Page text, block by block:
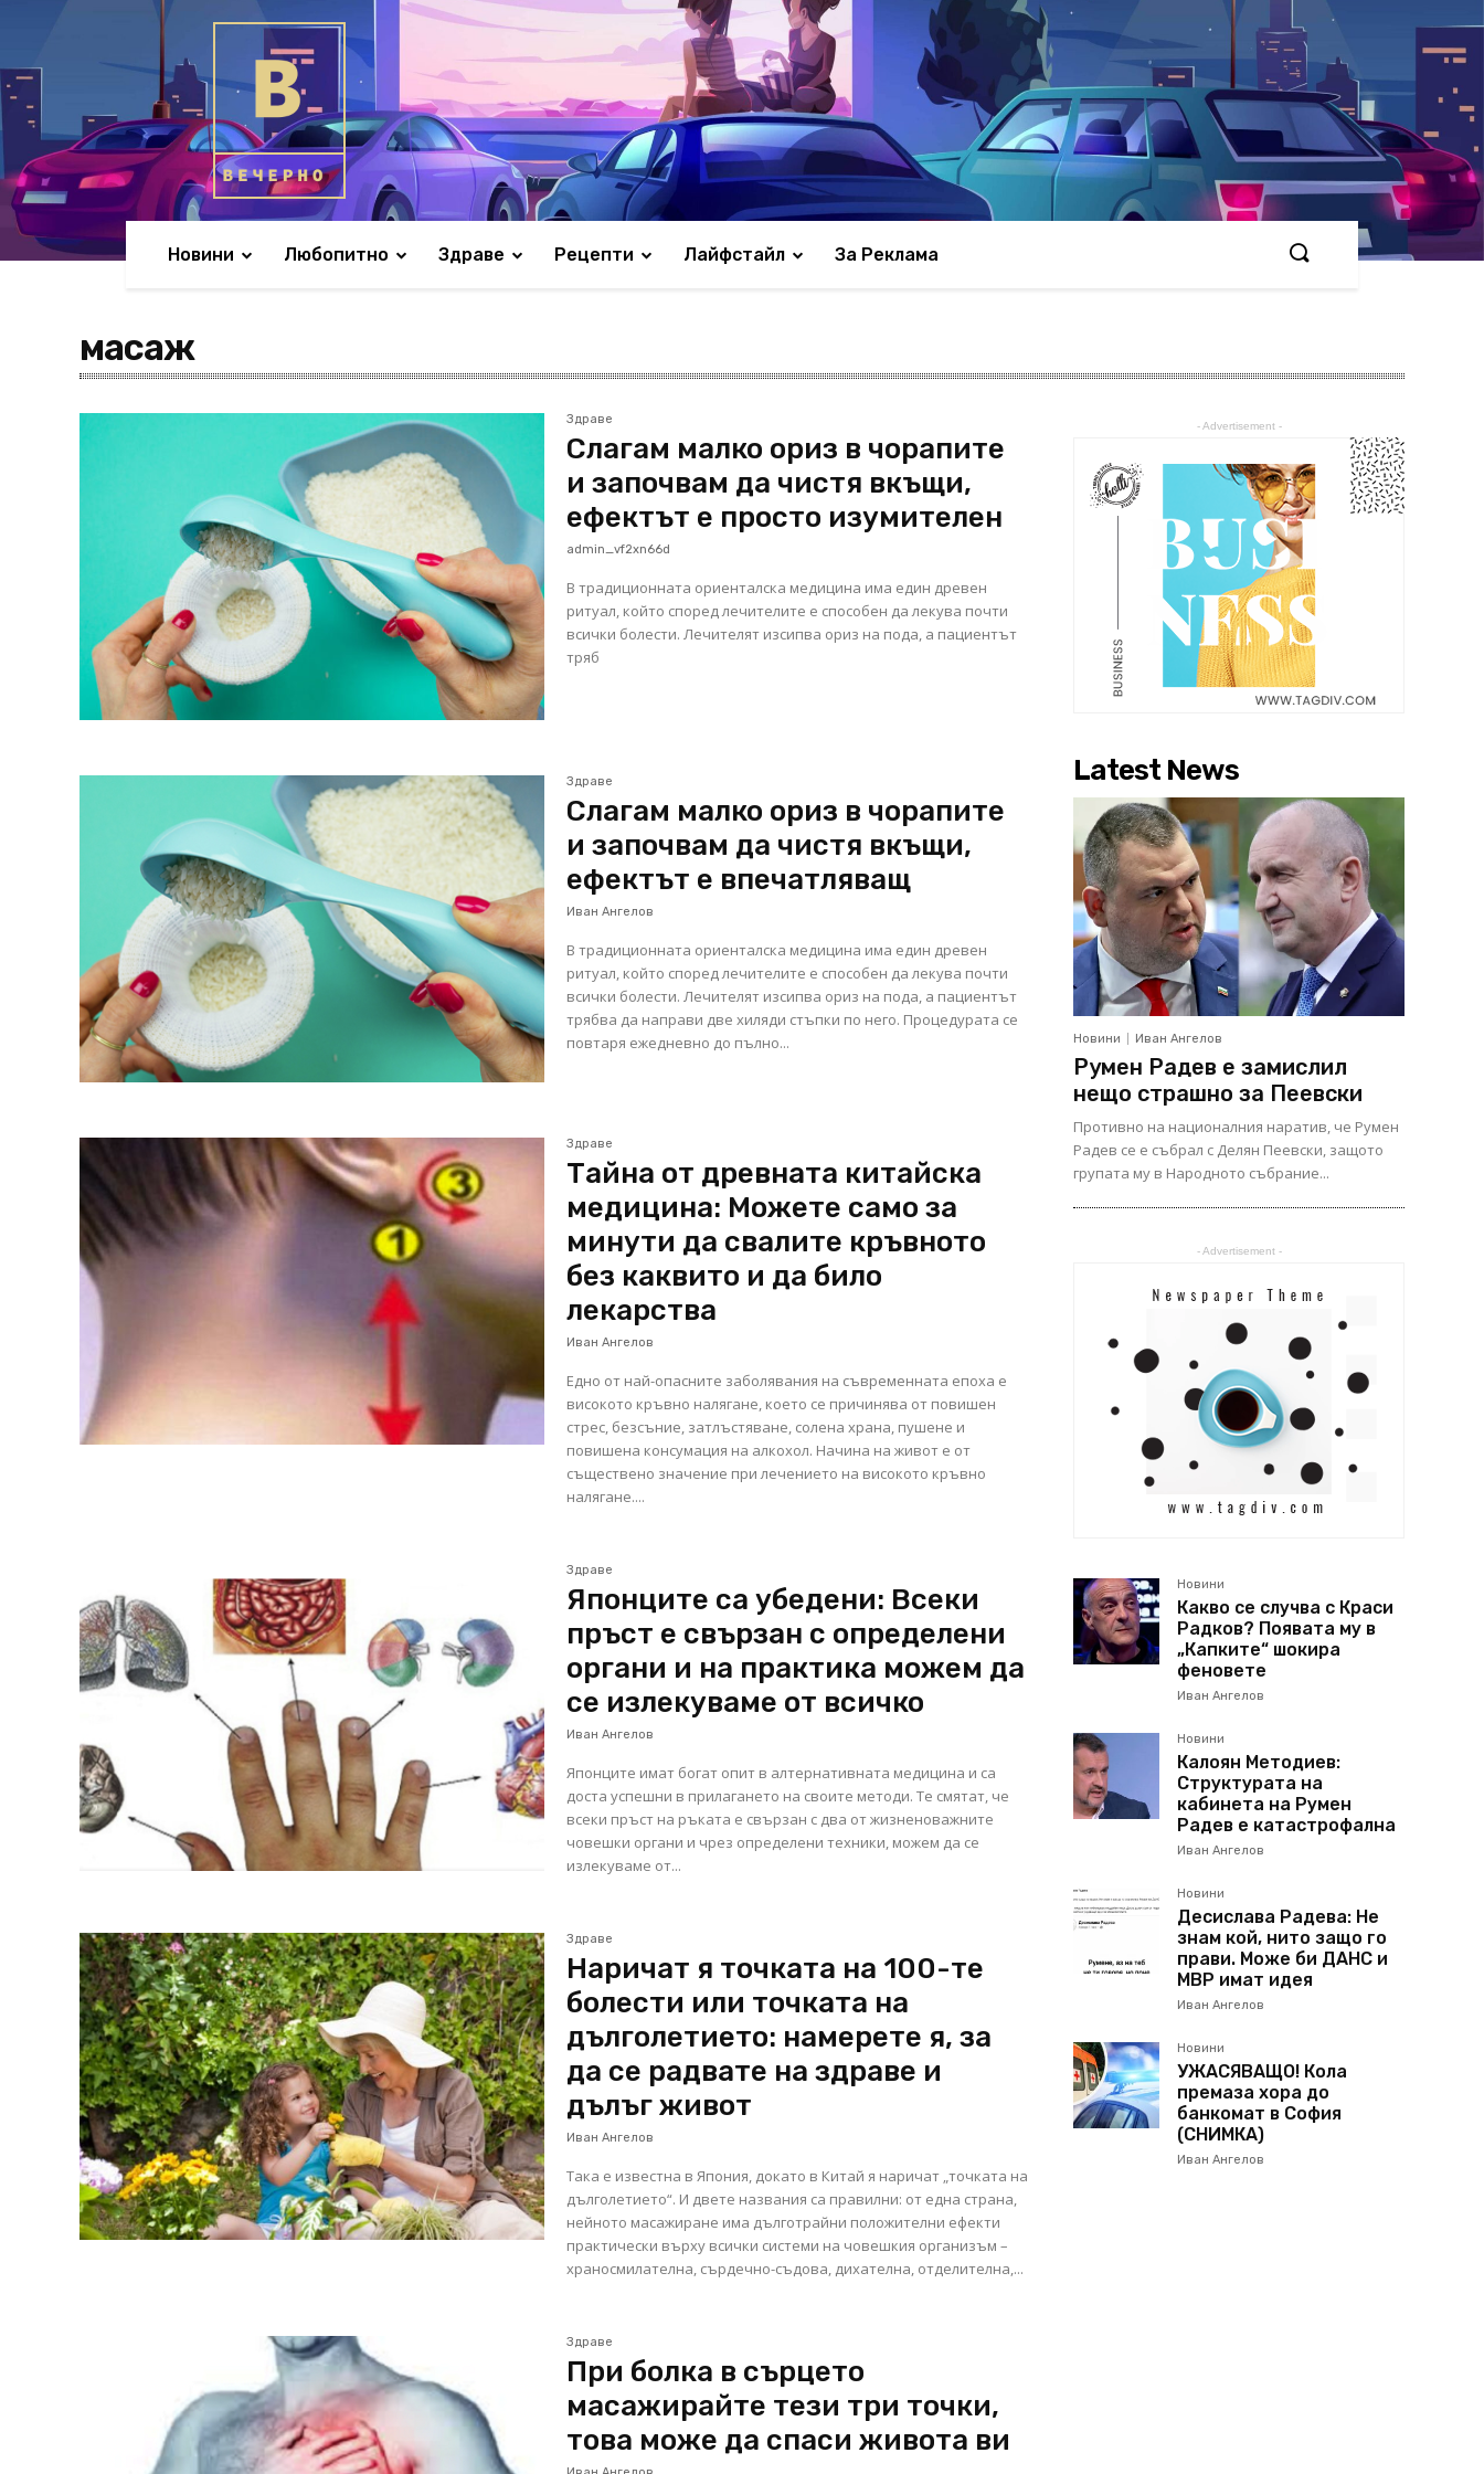
Новини Любопитно Здраве Рецепти Лайфстайл За Реклама
масаж
Здраве
Слагам малко ориз в чорапите
и започвам да чистя вкъщи,
ефектът е просто изумителен
admin_vf2xn66d
В традиционната ориенталска медицина има един древен
ритуал, който според лечителите е способен да лекува почти
всички болести. Лечителят изсипва ориз на пода, а пациентът
тряб
Здраве
Слагам малко ориз в чорапите
и започвам да чистя вкъщи,
ефектът е впечатляващ
Иван Ангелов
В традиционната ориенталска медицина има един древен
ритуал, който според лечителите е способен да лекува почти
всички болести. Лечителят изсипва ориз на пода, а пациентът
трябва да направи две хиляди стъпки по него. Процедурата се
повтаря ежедневно до пълно...
Здраве
Тайна от древната китайска
медицина: Можете само за
минути да свалите кръвното
без каквито и да било
лекарства
Иван Ангелов
Едно от най-опасните заболявания на съвременната епоха е
високото кръвно налягане, което се причинява от повишен
стрес, безсъние, затлъстяване, солена храна, пушене и
повишена консумация на алкохол. Начина на живот е от
съществено значение при лечението на високото кръвно
налягане....
Здраве
Японците са убедени: Всеки
пръст е свързан с определени
органи и на практика можем да
се излекуваме от всичко
Иван Ангелов
Японците имат богат опит в алтернативната медицина и са
доста успешни в прилагането на своите методи. Те смятат, че
всеки пръст на ръката е свързан с два от жизненоважните
човешки органи и чрез определени техники, можем да се
излекуваме от...
Здраве
Наричат я точката на 100-те
болести или точката на
дълголетието: намерете я, за
да се радвате на здраве и
дълъг живот
Иван Ангелов
Така е известна в Япония, докато в Китай я наричат „точката на
дълголетието“. И двете названия са правилни: от една страна,
нейното масажиране има дълготрайни положителни ефекти
практически върху всички системи на човешкия организъм –
храносмилателна, сърдечно-съдова, дихателна, отделителна,...
Здраве
При болка в сърцето
масажирайте тези три точки,
това може да спаси живота ви
- Advertisement -
Latest News
Новини Иван Ангелов
Румен Радев е замислил
нещо страшно за Пеевски
Противно на националния наратив, че Румен
Радев се е събрал с Делян Пеевски, защото
групата му в Народното събрание...
- Advertisement -
Новини
Какво се случва с Краси
Радков? Появата му в
„Капките“ шокира
феновете
Иван Ангелов
Новини
Калоян Методиев:
Структурата на
кабинета на Румен
Радев е катастрофална
Иван Ангелов
Новини
Десислава Радева: Не
знам кой, нито защо го
прави. Може би ДАНС и
МВР имат идея
Иван Ангелов
Новини
УЖАСЯВАЩО! Кола
премаза хора до
банкомат в София
(СНИМКА)
Иван Ангелов